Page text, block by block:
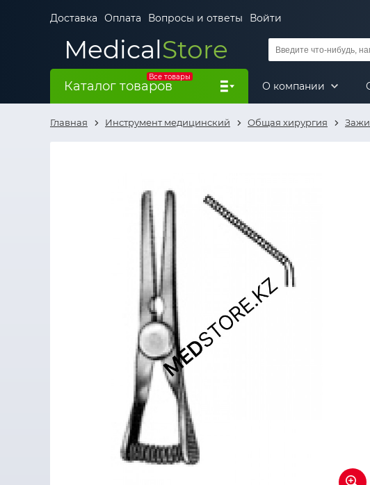
Доставка Оплата Вопросы и ответы Войти
MedicalStore
Все товары
Каталог товаров О компании
Главная Инструмент медицинский Общая хирургия